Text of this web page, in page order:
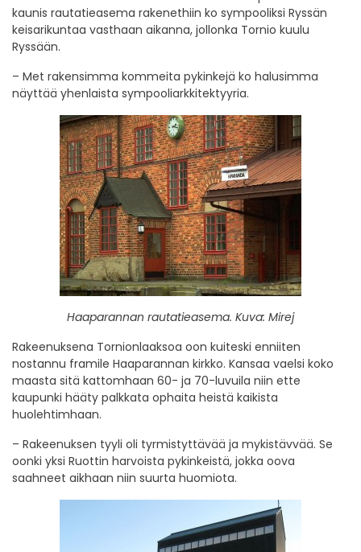
kaunis rautatieasema rakenethiin ko sympooliksi Ryssän
keisarikuntaa vasthaan aikanna, jollonka Tornio kuulu
Ryssään.
– Met rakensimma kommeita pykinkejä ko halusimma
näyttää yhenlaista sympooliarkkitektyyria.
Haaparannan rautatieasema. Kuva: Mirej
Rakeenuksena Tornionlaaksoa oon kuiteski enniiten
nostannu framile Haaparannan kirkko. Kansaa vaelsi koko
maasta sitä kattomhaan 60- ja 70-luvuila niin ette
kaupunki hääty palkkata ophaita heistä kaikista
huolehtimhaan.
– Rakeenuksen tyyli oli tyrmistyttävää ja mykistävvää. Se
oonki yksi Ruottin harvoista pykinkeistä, jokka oova
saahneet aikhaan niin suurta huomiota.